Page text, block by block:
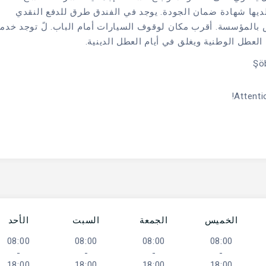
شهادة ضمان الجودة. يوجد في الفندق طرق للدفع النقدي
أقرب مكان لوقوف السيارات أمام الباب. لً توجد
الوطنية ويغلق في أيام العطل الدينية.
الخميس
08:00
-
الجمعة
08:00
-
السبت
08:00
-
الأحد
08:00
-